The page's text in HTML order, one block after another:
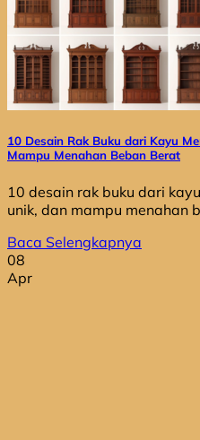
10 Desain Rak Buku dari Kayu
Mampu Menahan Beban Berat
10 desain rak buku dari
unik, dan mampu menahan
Baca Selengkapnya
08
Apr